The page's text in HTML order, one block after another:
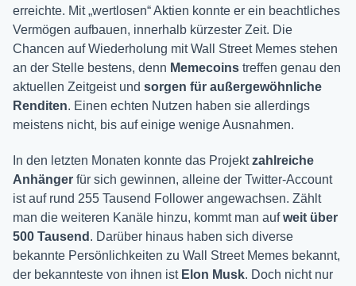
erreichte. Mit „wertlosen“ Aktien konnte er ein beachtliches
Vermögen aufbauen, innerhalb kürzester Zeit. Die
Chancen auf Wiederholung mit Wall Street Memes stehen
an der Stelle bestens, denn Memecoins treffen genau den
aktuellen Zeitgeist und sorgen für außergewöhnliche
Renditen. Einen echten Nutzen haben sie allerdings
meistens nicht, bis auf einige wenige Ausnahmen.
In den letzten Monaten konnte das Projektzahlreiche
Anhänger für sich gewinnen, alleine der Twitter-Account
ist auf rund 255 Tausend Follower angewachsen. Zählt
man die weiteren Kanäle hinzu, kommt man aufweit über
500 Tausend . Darüber hinaus haben sich diverse
bekannte Persönlichkeiten zu Wall Street Memes bekannt,
der bekannteste von ihnen ist Elon Musk. Doch nicht nur